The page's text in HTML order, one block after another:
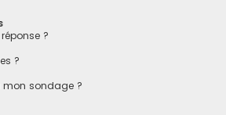
?
?
mon sondage ?